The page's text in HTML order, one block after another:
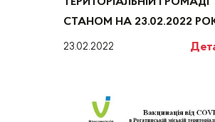
ТЕРИТОРІАЛЬНІЙ ГРОМАДІ
СТАНОМ НА 23.02.2022
23.02.2022